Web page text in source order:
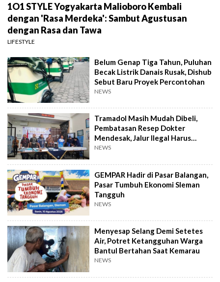
1O1 STYLE Yogyakarta Malioboro Kembali
dengan 'Rasa Merdeka': Sambut Agustusan
dengan Rasa dan Tawa
LIFESTYLE
Belum Genap Tiga Tahun, Puluhan
Becak Listrik Danais Rusak, Dishub
Sebut Baru Proyek Percontohan
NEWS
Tramadol Masih Mudah Dibeli,
Pembatasan Resep Dokter
Mendesak, Jalur Ilegal Harus
Distop
NEWS
GEMPAR Hadir di Pasar Balangan,
Pasar Tumbuh Ekonomi Sleman
Tangguh
NEWS
Menyesap Selang Demi Setetes
Air, Potret Ketangguhan Warga
Bantul Bertahan Saat Kemarau
NEWS